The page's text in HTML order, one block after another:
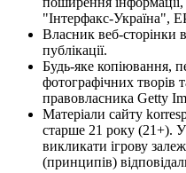
"Інтерфакс-Україна",
Власник веб-сторінки
публікації.
Будь-яке копіювання,
фотографічних творів
правовласника Getty
Матеріали сайту
старше 21 року (21+).
викликати ігрову
(принципів)